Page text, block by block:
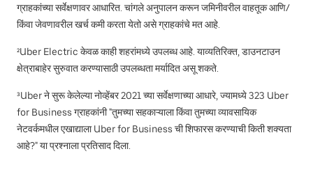
ग्राहकांच्या सर्वेक्षणावर आधारित. चांगले अनुपालन करून जमिनीवरील वाहतूक आणि/
किंवा जेवणावरील खर्च कमी करता येतो असे ग्राहकांचे मत आहे.
²Uber Electric केवळ काही शहरांमध्ये उपलब्ध आहे. याव्यतिरिक्त, डाउनटाउन
क्षेत्राबाहेर सुरुवात करण्यासाठी उपलब्धता मर्यादित असू शकते.
³Uber ने सुरू केलेल्या नोव्हेंबर 2021 च्या सर्वेक्षणाच्या आधारे, ज्यामध्ये 323 Uber
for Business ग्राहकांनी "तुमच्या सहकाऱ्याला किंवा तुमच्या व्यावसायिक
नेटवर्कमधील एखाद्याला Uber for Business ची शिफारस करण्याची किती शक्यता
आहे?" या प्रश्नाला प्रतिसाद दिला.